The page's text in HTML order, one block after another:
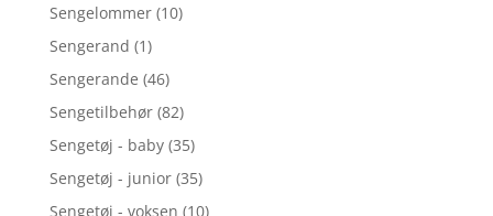
Sengelommer (10)
Sengerand (1)
Sengerande (46)
Sengetilbehør (82)
Sengetøj - baby (35)
Sengetøj - junior (35)
Sengetøj - voksen (10)